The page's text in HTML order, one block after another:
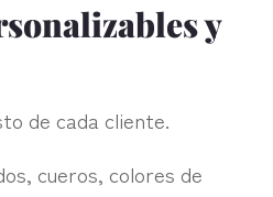
y
de cada cliente.
cueros, colores de